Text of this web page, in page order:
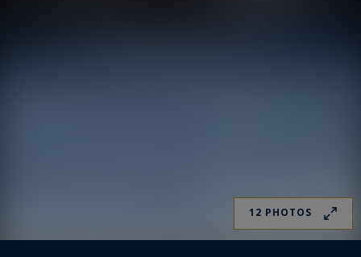
12 PHOTOS